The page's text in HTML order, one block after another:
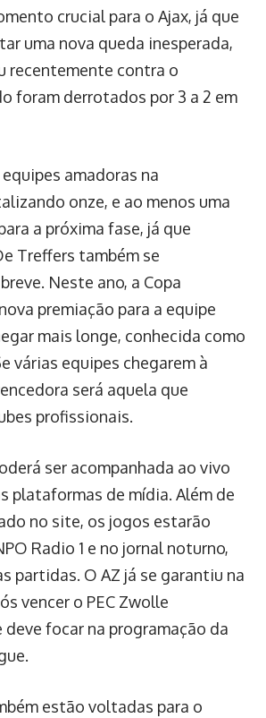
crucial para o Ajax, já que
uma nova queda inesperada,
recentemente contra o
foram derrotados por 3 a 2 em
amadoras na
onze, e ao menos uma
a próxima fase, já que
Treffers também se
Neste ano, a Copa
premiação para a equipe
mais longe, conhecida como
várias equipes chegarem à
será aquela que
profissionais.
ser acompanhada ao vivo
plataformas de mídia. Além de
no site, os jogos estarão
Radio 1 e no jornal noturno,
partidas. O AZ já se garantiu na
vencer o PEC Zwolle
focar na programação da
estão voltadas para o